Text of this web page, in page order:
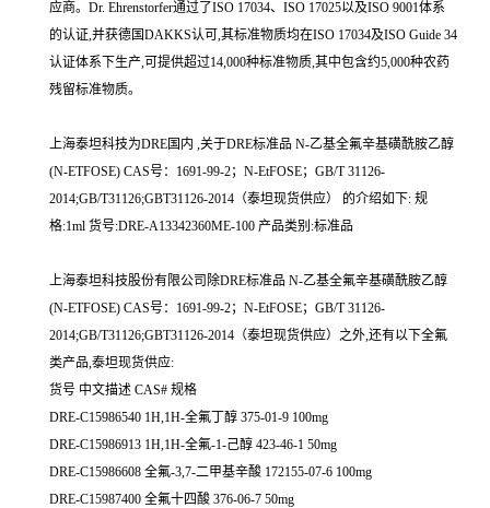
应商。Dr. Ehrenstorfer通过了ISO 17034、ISO 17025以及ISO 9001体系
的认证,并获德国DAKKS认可,其标准物质均在ISO 17034及ISO Guide 34
认证体系下生产,可提供超过14,000种标准物质,其中包含约5,000种农药
残留标准物质。
上海泰坦科技为DRE国内 ,关于DRE标准品 N-乙基全氟辛基磺酰胺乙醇
(N-ETFOSE) CAS号：1691-99-2；N-EtFOSE；GB/T 31126-
2014;GB/T31126;GBT31126-2014（泰坦现货供应） 的介绍如下: 规
格:1ml 货号:DRE-A13342360ME-100 产品类别:标准品
上海泰坦科技股份有限公司除DRE标准品 N-乙基全氟辛基磺酰胺乙醇
(N-ETFOSE) CAS号：1691-99-2；N-EtFOSE；GB/T 31126-
2014;GB/T31126;GBT31126-2014（泰坦现货供应）之外,还有以下全氟
类产品,泰坦现货供应:
货号 中文描述 CAS# 规格
DRE-C15986540 1H,1H-全氟丁醇 375-01-9 100mg
DRE-C15986913 1H,1H-全氟-1-己醇 423-46-1 50mg
DRE-C15986608 全氟-3,7-二甲基辛酸 172155-07-6 100mg
DRE-C15987400 全氟十四酸 376-06-7 50mg